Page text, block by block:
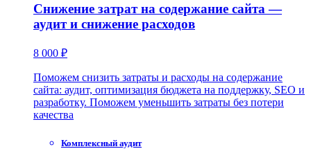
Снижение затрат на содержание сайта —
аудит и снижение расходов
8 000 ₽
Поможем снизить затраты и расходы на содержание
сайта: аудит, оптимизация бюджета на поддержку, SEO и
разработку. Поможем уменьшить затраты без потери
качества
Комплексный аудит